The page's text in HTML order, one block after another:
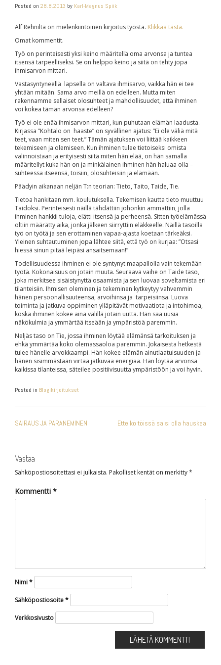
Posted on 28.8.2013 by Karl-Magnus Spiik
Alf Rehniltä on mielenkiintoinen kirjoitus työstä. Klikkaa tästä.
Omat kommentit.
Työ on perinteisesti yksi keino määritellä oma arvonsa ja tuntea
itsensä tarpeelliseksi. Se on helppo keino ja siitä on tehty jopa
ihmisarvon mittari.
Vastasyntyneellä lapsella on valtava ihmisarvo, vaikka hän ei tee
yhtään mitään. Sama arvo meillä on edelleen. Mutta miten
rakennamme sellaiset olosuhteet ja mahdollisuudet, että ihminen
voi kokea tämän arvonsa edelleen?
Työ ei ole enää ihmisarvon mittari, kun puhutaan elämän laadusta.
Kirjassa ”Kohtalo on haaste” on syvällinen ajatus: ”Ei ole väliä mitä
teet, vaan miten sen teet.” Tämän ajatuksen voi liittää kaikkeen
tekemiseen ja olemiseen. Kun ihminen tulee tietoiseksi omista
valinnoistaan ja erityisesti siitä miten hän elää, on hän samalla
määritellyt kuka hän on ja minkälainen ihminen hän haluaa olla –
suhteessa itseensä, toisiin, olosuhteisiin ja elämään.
Päädyin aikanaan neljän T:n teorian: Tieto, Taito, Taide, Tie.
Tietoa hankitaan mm. koulutuksella. Tekemisen kautta tieto muuttuu
Taidoksi. Perinteisesti näillä tähdättiin johonkin ammattiin, jolla
ihminen hankkii tuloja, elätti itsensä ja perheensä. Sitten työelämässä
oltiin määrätty aika, jonka jälkeen siirryttiin eläkkeelle. Näillä tasoilla
työ on työtä ja sen erottaminen vapaa-ajasta koetaan tärkeäksi.
Yleinen suhtautuminen jopa lähtee siitä, että työ on kurjaa: ”Otsasi
hiessä sinun pitää leipäsi ansaitsemaan!”
Todellisuudessa ihminen ei ole syntynyt maapallolla vain tekemään
työtä. Kokonaisuus on jotain muuta. Seuraava vaihe on Taide taso,
joka merkitsee sisäistynyttä osaamista ja sen luovaa soveltamista eri
tilanteisiin. Ihmisen oleminen ja tekeminen kytkeytyy vahvemmin
hänen persoonallisuuteensa, arvoihinsa ja tarpeisiinsa. Luova
toiminta ja jatkuva oppiminen ylläpitävät motivaatiota ja intohimoa,
koska ihminen kokee aina välillä jotain uutta. Hän saa uusia
näkökulmia ja ymmärtää itseään ja ympäristöä paremmin.
Neljäs taso on Tie, jossa ihminen löytää elämänsä tarkoituksen ja
ehkä ymmärtää koko olemassaoloa paremmin. Jokaisesta hetkestä
tulee hänelle arvokkaampi. Hän kokee elämän ainutlaatuisuuden ja
hänen sisimmästään virtaa jatkuvaa energiaa. Hän löytää arvonsa
kaikissa tilanteissa, säteilee positiivisuutta ympäristöön ja voi hyvin.
Posted in Blogikirjoitukset
SELAUS
SAIRAUS JA PARANEMINEN Etteikö töissä saisi olla hauskaa
Vastaa
Sähköpostiosoitettasi ei julkaista. Pakolliset kentät on merkitty*
Kommentti *
Nimi*
Sähköpostiosoite*
Verkkosivusto